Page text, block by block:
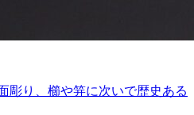
彫り、櫛や笄に次いで歴史ある